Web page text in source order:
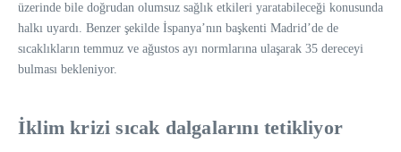
üzerinde bile doğrudan olumsuz sağlık etkileri yaratabileceği konusunda
halkı uyardı. Benzer şekilde İspanya’nın başkenti Madrid’de de
sıcaklıkların temmuz ve ağustos ayı normlarına ulaşarak 35 dereceyi
bulması bekleniyor.
İklim krizi sıcak dalgalarını tetikliyor